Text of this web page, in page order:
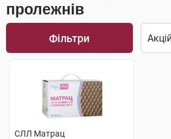
пролежнів
Фільтри
СЛЛ Матрац